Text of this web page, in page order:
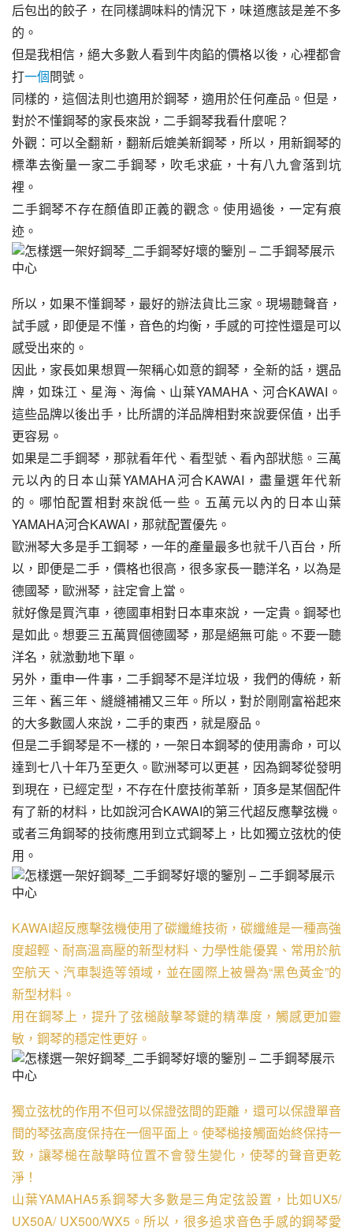
后包出的餃子，在同樣調味料的情況下，味道應該是差不多
的。
但是我相信，絕大多數人看到牛肉餡的價格以後，心裡都會
打一個問號。
同樣的，這個法則也適用於鋼琴，適用於任何產品。但是，
對於不懂鋼琴的家長來說，二手鋼琴我看什麼呢？
外觀：可以全翻新，翻新后媲美新鋼琴，所以，用新鋼琴的
標準去衡量一家二手鋼琴，吹毛求疵，十有八九會落到坑
裡。
二手鋼琴不存在顏值即正義的觀念。使用過後，一定有痕
迹。
所以，如果不懂鋼琴，最好的辦法貨比三家。現場聽聲音，
試手感，即便是不懂，音色的均衡，手感的可控性還是可以
感受出來的。
因此，家長如果想買一架稱心如意的鋼琴，全新的話，選品
牌，如珠江、星海、海倫、山葉YAMAHA、河合KAWAI。
這些品牌以後出手，比所謂的洋品牌相對來說要保值，出手
更容易。
如果是二手鋼琴，那就看年代、看型號、看內部狀態。三萬
元以內的日本山葉YAMAHA河合KAWAI，盡量選年代新
的。哪怕配置相對來說低一些。五萬元以內的日本山葉
YAMAHA河合KAWAI，那就配置優先。
歐洲琴大多是手工鋼琴，一年的產量最多也就千八百台，所
以，即便是二手，價格也很高，很多家長一聽洋名，以為是
德國琴，歐洲琴，註定會上當。
就好像是買汽車，德國車相對日本車來說，一定貴。鋼琴也
是如此。想要三五萬買個德國琴，那是絕無可能。不要一聽
洋名，就激動地下單。
另外，重申一件事，二手鋼琴不是洋垃圾，我們的傳統，新
三年、舊三年、縫縫補補又三年。所以，對於剛剛富裕起來
的大多數國人來說，二手的東西，就是廢品。
但是二手鋼琴是不一樣的，一架日本鋼琴的使用壽命，可以
達到七八十年乃至更久。歐洲琴可以更甚，因為鋼琴從發明
到現在，已經定型，不存在什麼技術革新，頂多是某個配件
有了新的材料，比如說河合KAWAI的第三代超反應擊弦機。
或者三角鋼琴的技術應用到立式鋼琴上，比如獨立弦枕的使
用。
KAWAI超反應擊弦機使用了碳纖維技術，碳纖維是一種高強
度超輕、耐高溫高壓的新型材料、力學性能優異、常用於航
空航天、汽車製造等領域，並在國際上被譽為“黑色黃金”的
新型材料。
用在鋼琴上，提升了弦槌敲擊琴鍵的精準度，觸感更加靈
敏，鋼琴的穩定性更好。
獨立弦枕的作用不但可以保證弦間的距離，還可以保證單音
間的琴弦高度保持在一個平面上。使琴槌接觸面始終保持一
致，讓琴槌在敲擊時位置不會發生變化，使琴的聲音更乾
淨！
山葉YAMAHA5系鋼琴大多數是三角定弦設置，比如UX5/
UX50A/ UX500/WX5。所以，很多追求音色手感的鋼琴愛